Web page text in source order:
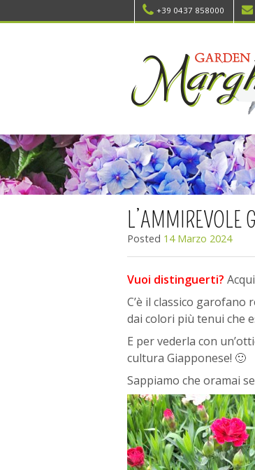
+39 0437 858000
L’AMMIREVOLE
Posted 14 Marzo 2024
Vuoi distinguerti?
C’è il classico garofano
dai colori più tenui che
E per vederla con
cultura Giapponese! 🙂
Sappiamo che oramai